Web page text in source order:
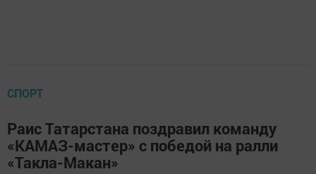
СПОРТ
Раис Татарстана поздравил команду
«КАМАЗ-мастер» с победой на ралли
«Такла-Макан»